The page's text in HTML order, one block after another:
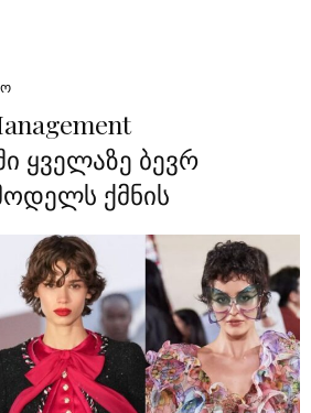
ყველაზე ბევრ
ქმნის